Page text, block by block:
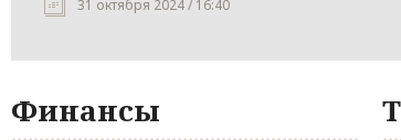
31 октября 2024 / 16:40
Финансы